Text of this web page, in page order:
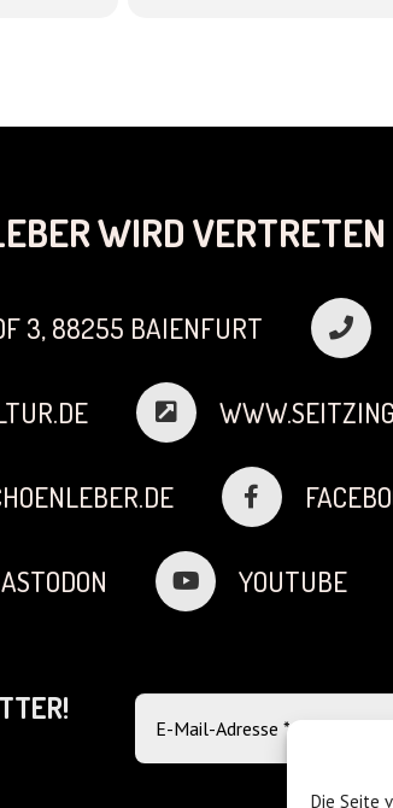
Die Seite
WIRD
3, 88255 BAIENFURT
YOUTUBE